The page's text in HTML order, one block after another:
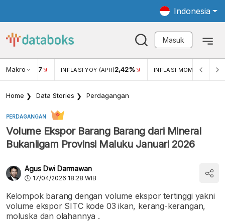
Indonesia
Masuk
Makro
USD/IDR 17 INFLASI YOY (APR)2,42% INFLASI MOM (MAR)
Home Data Stories Perdagangan
PERDAGANGAN
Volume Ekspor Barang Barang dari Mineral
Bukanligam Provinsi Maluku Januari 2026
Agus Dwi Darmawan
17/04/2026 18:28 WIB
Kelompok barang dengan volume ekspor tertinggi yakni
volume ekspor SITC kode 03 ikan, kerang-kerangan,
moluska dan olahannya .